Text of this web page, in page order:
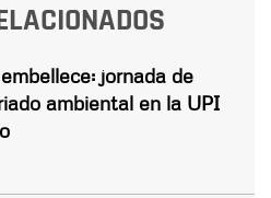
jornada de
ambiental en la UPI